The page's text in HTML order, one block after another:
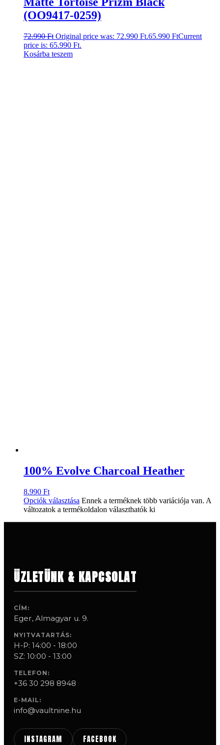
(OO9417-0259)
72.990Ft Original price was: 72.990 Ft.65.990 FtCurrent
price is: 65.990 Ft.
Kosárba teszem
100% Evolve Charcoal Heather
8.990 Ft
Opciók választása Ennek a terméknek több variációja van. A
változatok a termékoldalon választhatók ki
ÜZLETÜNK & KAPCSOLAT
CÍM:
Eger, Almagyar u. 9.
NYITVATARTÁS:
H-P: 14:00 - 18:00
SZ: 10:00 - 13:00
TELEFON:
+36 30 298 8948
E-MAIL:
info@vaultnine.hu
INSTAGRAM FACEBOOK